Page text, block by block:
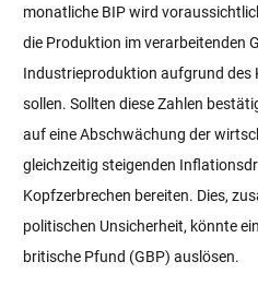
monatliche BIP wird
die Produktion im verarbeitenden
Industrieproduktion aufgrund des
sollen. Sollten diese Zahlen
auf eine Abschwächung der
gleichzeitig steigenden
Kopfzerbrechen bereiten. Dies,
politischen Unsicherheit, könnte
britische Pfund (GBP) auslösen.